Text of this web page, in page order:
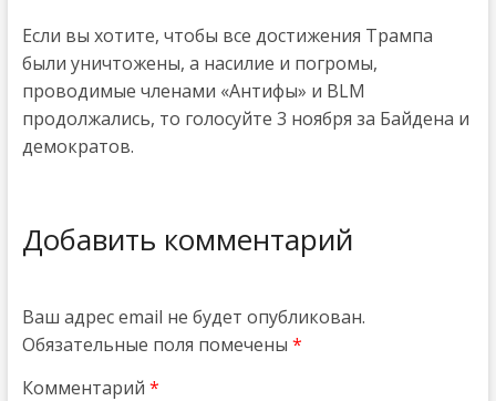
Если вы хотите, чтобы все достижения Трампа
были уничтожены, а насилие и погромы,
проводимые членами «Антифы» и BLM
продолжались, то голосуйте 3 ноября за Байдена и
демократов.
Добавить комментарий
Ваш адрес email не будет опубликован.
Обязательные поля помечены *
Комментарий *